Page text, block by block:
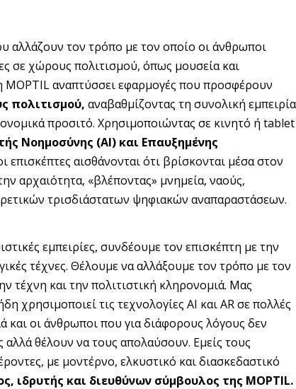
αλλάζουν τον τρόπο με τον οποίο οι άνθρωποι
σε χώρους πολιτισμού, όπως μουσεία και
MOPTIL αναπτύσσει εφαρμογές που προσφέρουν
πολιτισμού, αναβαθμίζοντας τη συνολική εμπειρία
προσιτό. Χρησιμοποιώντας σε κινητό ή tablet
Νοημοσύνης (AI) και Επαυξημένης
επισκέπτες αισθάνονται ότι βρίσκονται μέσα στον
αρχαιότητα, «βλέποντας» μνημεία, ναούς,
τρισδιάστατων ψηφιακών αναπαραστάσεων.
εμπειρίες, συνδέουμε τον επισκέπτη με την
τέχνες. Θέλουμε να αλλάξουμε τον τρόπο με τον
τέχνη και την πολιτιστική κληρονομιά. Μας
χρησιμοποιεί τις τεχνολογίες AI και AR σε πολλές
και οι άνθρωποι που για διάφορους λόγους δεν
θέλουν να τους απολαύσουν. Εμείς τους
με μοντέρνο, ελκυστικό και διασκεδαστικό
ιδρυτής και διευθύνων σύμβουλος της MOPTIL.